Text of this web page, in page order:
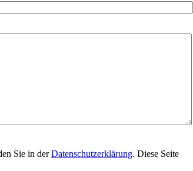
Sie in derDatenschutzerklärung. Diese Seite